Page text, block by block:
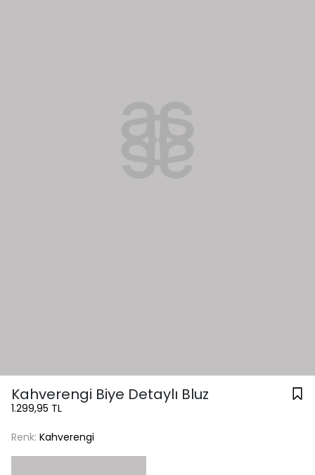
Kahverengi Biye Detaylı Bluz
1.299,95 TL
Renk: Kahverengi